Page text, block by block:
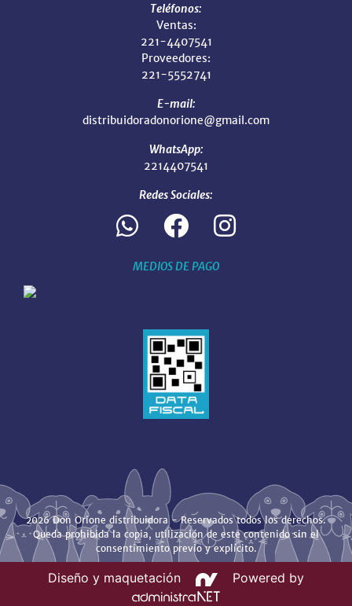
Teléfonos:
Ventas:
221-4407541
Proveedores:
221-5552741
E-mail:
distribuidoradonorione@gmail.com
WhatsApp:
2214407541
Redes Sociales:
MEDIOS DE PAGO
2026 Don Orione distribuidora - Reservados todos los derechos.
Queda prohibida la copia, utilización de este contenido sin el
consentimiento previo y explícito.
Diseño y maquetación Powered by